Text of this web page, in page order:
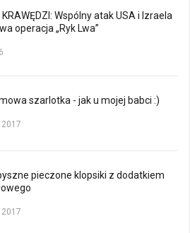
KRAWĘDZI: Wspólny atak USA i Izraela
operacja „Ryk Lwa”
szarlotka - jak u mojej babci :)
pieczone klopsiki z dodatkiem